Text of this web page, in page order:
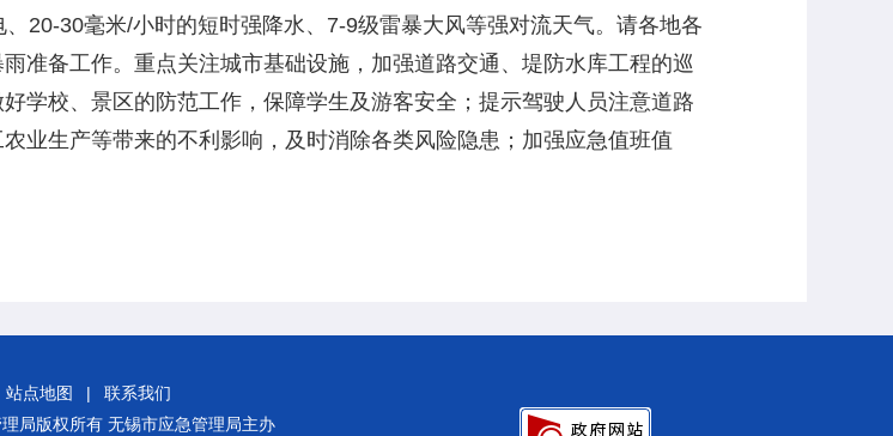
20-30毫米/小时的短时强降水、7-9级雷暴大风等强对流天气。请各地各
准备工作。重点关注城市基础设施，加强道路交通、堤防水库工程的巡
学校、景区的防范工作，保障学生及游客安全；提示驾驶人员注意道路
业生产等带来的不利影响，及时消除各类风险隐患；加强应急值班值
站点地图 |
联系我们
局版权所有 无锡市应急管理局主办